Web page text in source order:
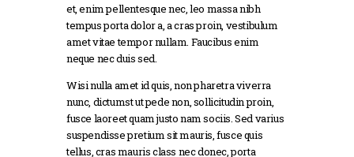
et, enim pellentesque nec, leo massa nibh
tempus porta dolor a, a cras proin, vestibulum
amet vitae tempor nullam. Faucibus enim
neque nec duis sed.
Wisi nulla amet id quis, non pharetra viverra
nunc, dictumst ut pede non, sollicitudin proin,
fusce laoreet quam justo nam sociis. Sed varius
suspendisse pretium sit mauris, fusce quis
tellus, cras mauris class nec donec, porta